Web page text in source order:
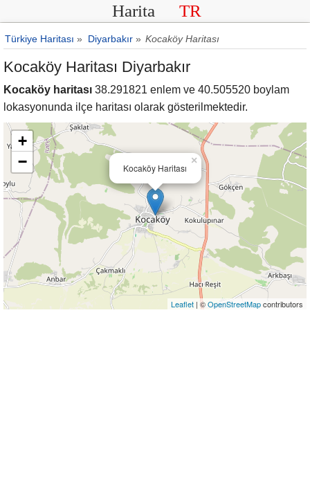
Harita TR
Türkiye Haritası » Diyarbakır » Kocaköy Haritası
Kocaköy Haritası Diyarbakır
Kocaköy haritası 38.291821 enlem ve 40.505520 boylam
lokasyonunda ilçe haritası olarak gösterilmektedir.
Kocaköy Haritası
×
+
−
Leaflet | ©OpenStreetMapcontributors